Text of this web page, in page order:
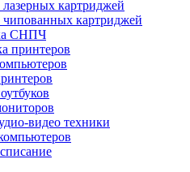
лазерных картриджей
чипованных картриджей
СНПЧ
принтеров
видео техники